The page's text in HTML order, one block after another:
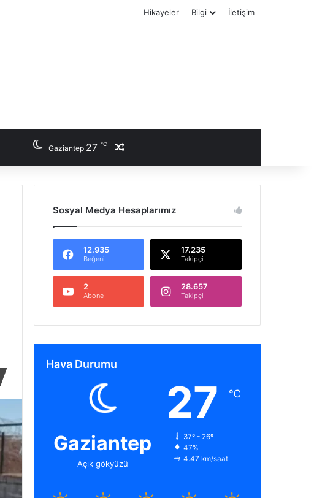
Hikayeler Bilgi İletişim
Gaziantep 27 ℃
Sosyal Medya Hesaplarımız
12.935
Beğeni
17.235
Takipçi
2
Abone
28.657
Takipçi
Hava Durumu
Gaziantep
Açık gökyüzü
27 ℃
37º - 26º
47%
4.47 km/saat